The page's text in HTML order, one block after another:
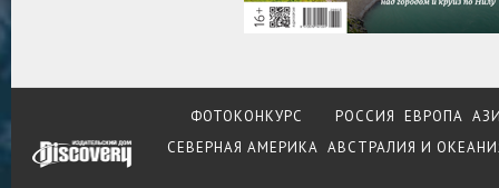
ФОТОКОНКУРС РОССИЯ ЕВРОПА
СЕВЕРНАЯ АМЕРИКА АВСТРАЛИЯ И